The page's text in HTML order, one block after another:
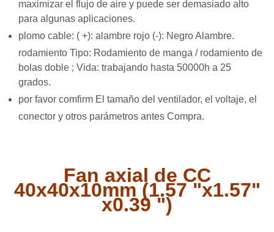
maximizar el flujo de aire y puede ser demasiado alto
para algunas aplicaciones.
plomo cable: ( +): alambre rojo (-): Negro Alambre.
rodamiento Tipo: Rodamiento de manga / rodamiento de
bolas doble ; Vida: trabajando hasta 50000h a 25
grados.
por favor comfirm El tamaño del ventilador, el voltaje, el
conector y otros parámetros antes Compra.
Fan axial de CC
40x40x10mm (1.57 "x1.57"
x0.39 ")